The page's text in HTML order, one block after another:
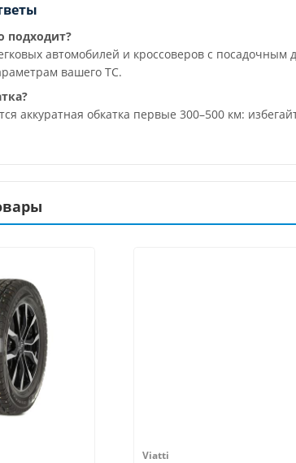
подходит?
автомобилей и кроссоверов с
вашего ТС.
аккуратная обкатка первые 300–500 км:
Viatti